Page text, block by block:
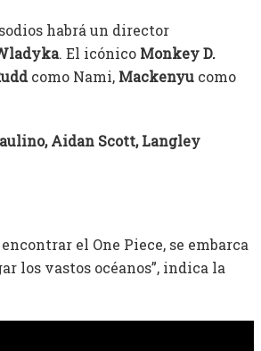
habrá un director
. El icónico Monkey D.
como Nami, Mackenyu como
Aidan Scott, Langley
el One Piece, se embarca
los vastos océanos”, indica la